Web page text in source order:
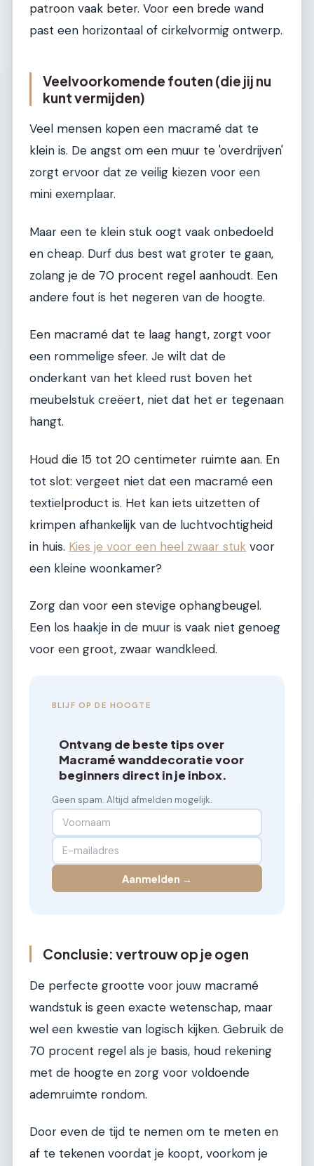
patroon vaak beter. Voor een brede wand
past een horizontaal of cirkelvormig ontwerp.
Veelvoorkomende fouten (die jij nu
kunt vermijden)
Veel mensen kopen een macramé dat te
klein is. De angst om een muur te 'overdrijven'
zorgt ervoor dat ze veilig kiezen voor een
mini exemplaar.
Maar een te klein stuk oogt vaak onbedoeld
en cheap. Durf dus best wat groter te gaan,
zolang je de 70 procent regel aanhoudt. Een
andere fout is het negeren van de hoogte.
Een macramé dat te laag hangt, zorgt voor
een rommelige sfeer. Je wilt dat de
onderkant van het kleed rust boven het
meubelstuk creëert, niet dat het er tegenaan
hangt.
Houd die 15 tot 20 centimeter ruimte aan. En
tot slot: vergeet niet dat een macramé een
textielproduct is. Het kan iets uitzetten of
krimpen afhankelijk van de luchtvochtigheid
in huis. Kies je voor een heel zwaar stuk voor
een kleine woonkamer?
Zorg dan voor een stevige ophangbeugel.
Een los haakje in de muur is vaak niet genoeg
voor een groot, zwaar wandkleed.
BLIJF OP DE HOOGTE
Ontvang de beste tips over
Macramé wanddecoratie voor
beginners direct in je inbox.
Geen spam. Altijd afmelden mogelijk.
Aanmelden →
Conclusie: vertrouw op je ogen
De perfecte grootte voor jouw macramé
wandstuk is geen exacte wetenschap, maar
wel een kwestie van logisch kijken. Gebruik de
70 procent regel als je basis, houd rekening
met de hoogte en zorg voor voldoende
ademruimte rondom.
Door even de tijd te nemen om te meten en
af te tekenen voordat je koopt, voorkom je